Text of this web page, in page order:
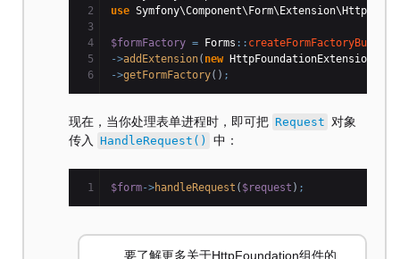
2
3
4
5
use
$formFactory = Forms :: createFormFactoryBuilder
->addExtension( new HttpFoundationExtension
->getFormFactory( ) ;
现在，当你处理表单进程时，即可把 Request 对象
传入 HandleRequest() 中：
$form->handleRequest ( $request ) ;
要了解更多关于HttpFoundation组件的